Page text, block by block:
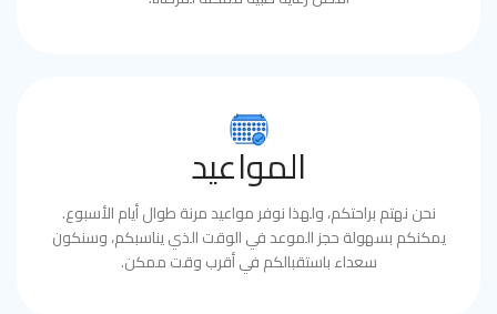
المواعيد
نحن نهتم براحتكم، ولهذا نوفر مواعيد مرنة طوال أيام الأسبوع.
يمكنكم بسهولة حجز الموعد في الوقت الذي يناسبكم، وسنكون
سعداء باستقبالكم في أقرب وقت ممكن.